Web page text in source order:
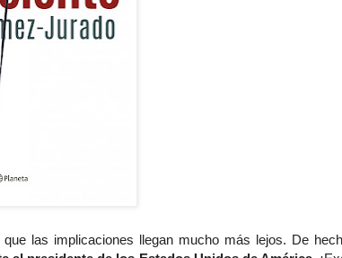
las implicaciones llegan mucho más lejos. De